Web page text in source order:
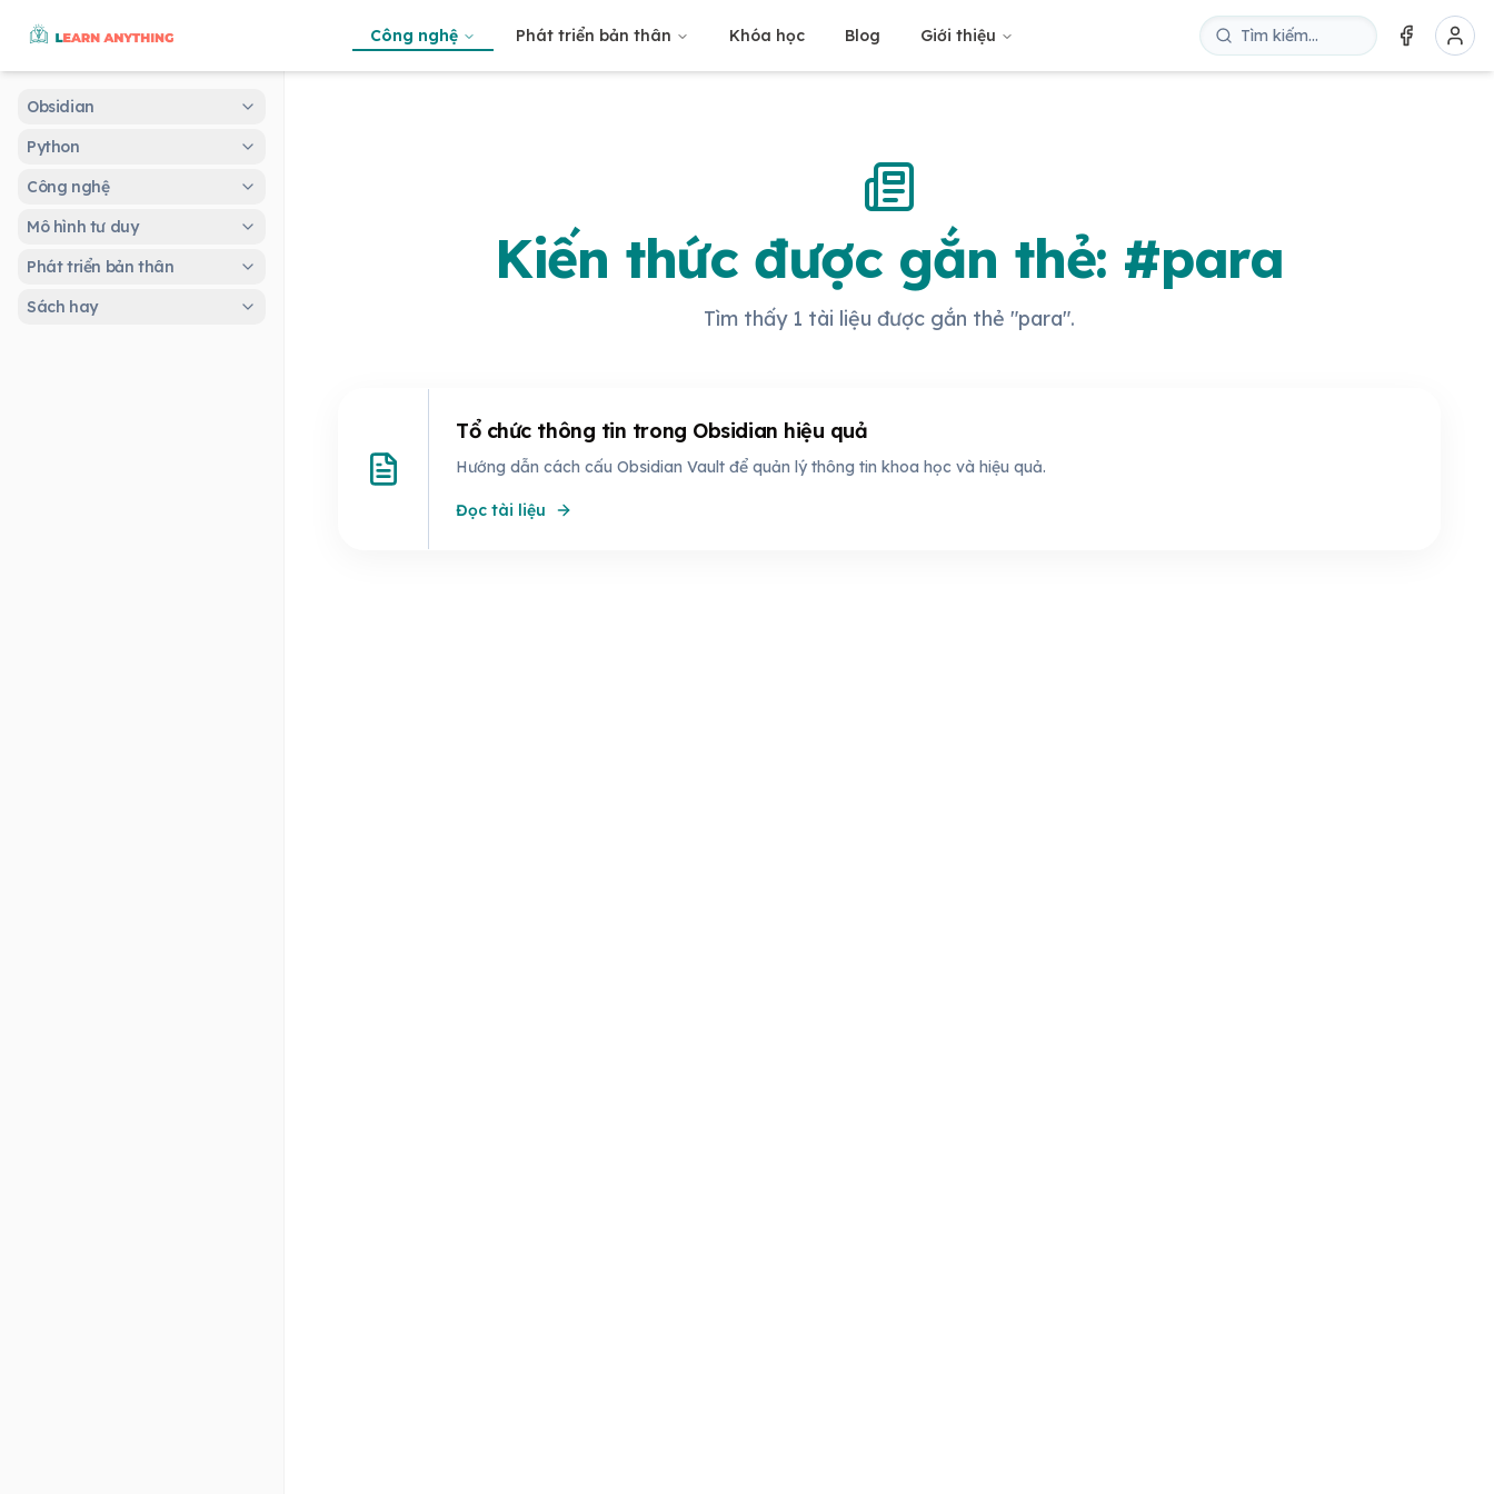
Công nghệ Phát triển bản thân Khóa học Blog Giới thiệu
Obsidian
Python
Công nghệ
Mô hình tư duy
Phát triển bản thân
Sách hay
Kiến thức được gắn thẻ: #para
Tìm thấy 1 tài liệu được gắn thẻ "para".
Tổ chức thông tin trong Obsidian hiệu quả
Hướng dẫn cách cấu Obsidian Vault để quản lý thông tin khoa học và hiệu quả.
Đọc tài liệu